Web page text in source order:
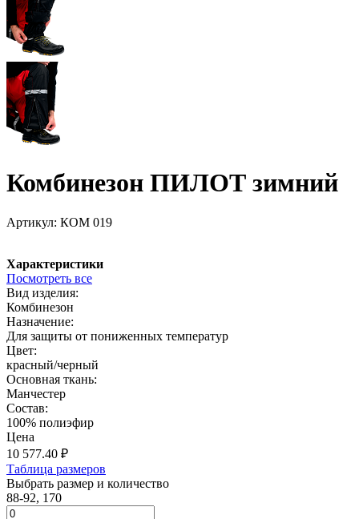
Комбинезон ПИЛОТ зимний
Артикул: КОМ 019
Характеристики
Посмотреть все
Вид изделия:
Комбинезон
Назначение:
Для защиты от пониженных температур
Цвет:
красный/черный
Основная ткань:
Манчестер
Состав:
100% полиэфир
Цена
10 577.40 ₽
Таблица размеров
Выбрать размер и количество
88-92, 170